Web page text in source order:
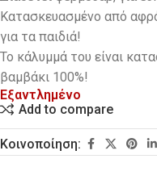
Κατασκευασμένο από
για τα παιδιά!
Το κάλυμμά του είναι
βαμβάκι 100%!
Εξαντλημένο
Add to compare
Κοινοποίηση: